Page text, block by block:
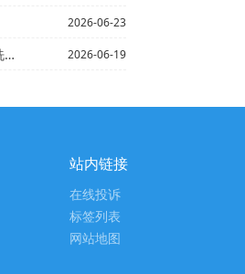
2026-06-23
2026-06-19
站内链接
在线投诉
标签列表
网站地图